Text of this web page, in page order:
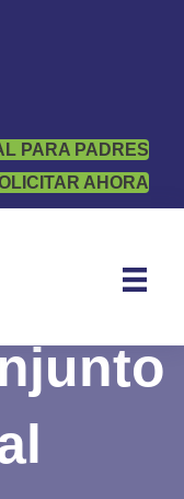
PARA PADRES
AHORA